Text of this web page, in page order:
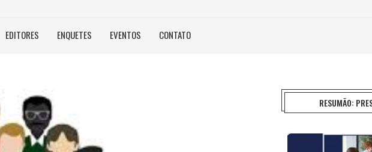
EDITORES ENQUETES EVENTOS CONTATO
RESUMÃO: